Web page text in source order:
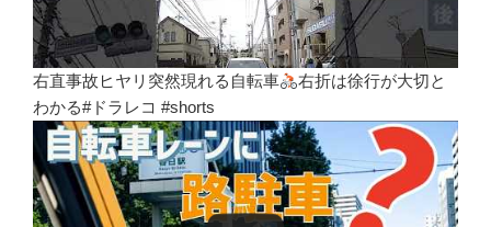
右直事故ヒヤリ突然現れる自転車
右折は徐行が大切と
わかる#ドラレコ #shorts